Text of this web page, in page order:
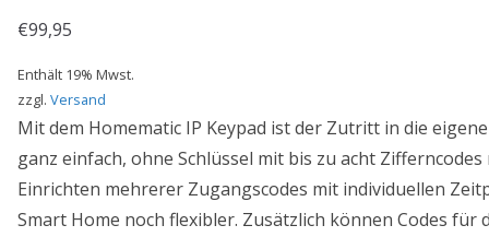
€99,95
Enthält 19% Mwst.
zzgl. Versand
Mit dem Homematic IP Keypad ist der Zutritt in die
ganz einfach, ohne Schlüssel mit bis zu acht Zifferncodes
Einrichten mehrerer Zugangscodes mit individuellen
Smart Home noch flexibler. Zusätzlich können Codes für